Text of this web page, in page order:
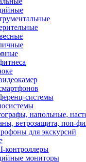
системы
напольные,
ветрозащита, поп-
для экскурсий
контроллеры
мониторы